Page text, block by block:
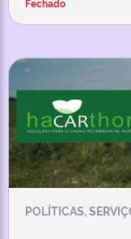
Fechado
POLÍTICAS,